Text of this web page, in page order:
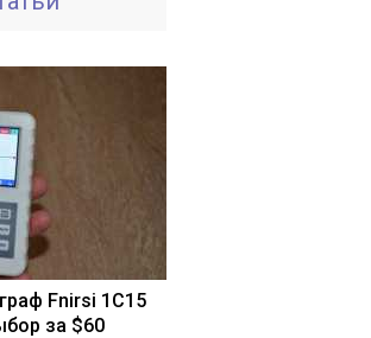
Fnirsi 1С15
за $60